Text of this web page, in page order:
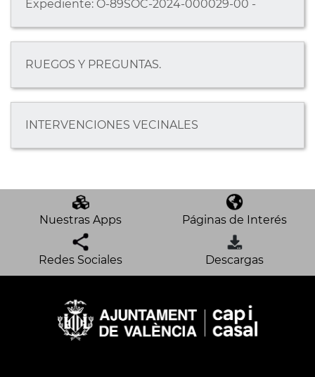
Expediente: O-89SOC-2024-000029-00 -
RUEGOS Y PREGUNTAS.
INTERVENCIONES VECINALES
Nuestras Apps Páginas de Interés
Redes Sociales Descargas